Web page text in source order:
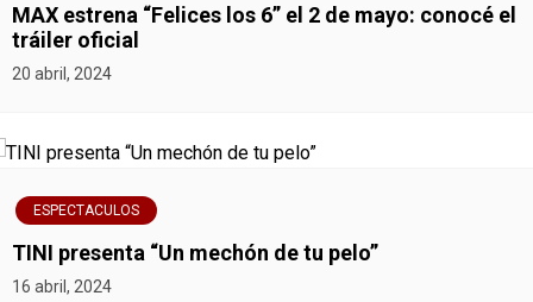
MAX estrena “Felices los 6” el 2 de mayo: conocé el
tráiler oficial
20 abril, 2024
ESPECTACULOS
TINI presenta “Un mechón de tu pelo”
16 abril, 2024